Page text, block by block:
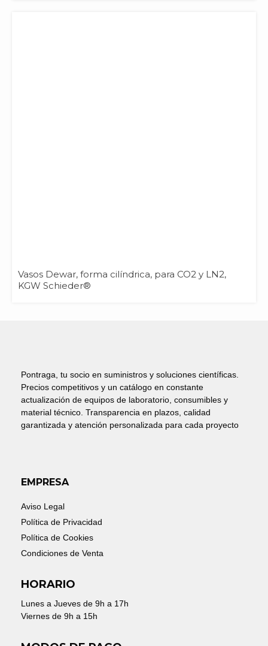
Vasos Dewar, forma cilíndrica, para CO2 y LN2,
KGW Schieder®
Pontraga, tu socio en suministros y soluciones científicas.
Precios competitivos y un catálogo en constante
actualización de equipos de laboratorio, consumibles y
material técnico. Transparencia en plazos, calidad
garantizada y atención personalizada para cada proyecto
EMPRESA
Aviso Legal
Política de Privacidad
Política de Cookies
Condiciones de Venta
HORARIO
Lunes a Jueves de 9h a 17h
Viernes de 9h a 15h